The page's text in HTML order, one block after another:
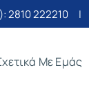
2810 222210 |
Με Εμάς